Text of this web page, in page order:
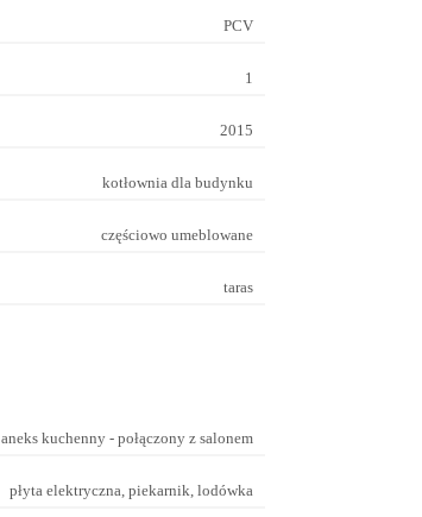
PCV
1
2015
kotłownia dla budynku
częściowo umeblowane
taras
aneks kuchenny - połączony z salonem
płyta elektryczna, piekarnik, lodówka